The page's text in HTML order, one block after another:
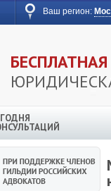
Ваш регион:
БЕСПЛАТНАЯ